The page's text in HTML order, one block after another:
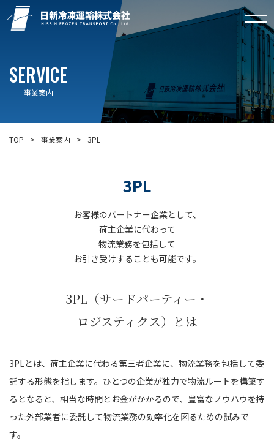
SERVICE
事業案内
TOP 事業案内 3PL
3PL
お客様のパートナー企業として、
荷主企業に代わって
物流業務を包括して
お引き受けすることも可能です。
3PL（サードパーティー・
ロジスティクス）とは
3PLとは、荷主企業に代わる第三者企業に、物流業務を包括して委
託する形態を指します。ひとつの企業が独力で物流ルートを構築す
るとなると、相当な時間とお金がかかるので、豊富なノウハウを持
った外部業者に委託して物流業務の効率化を図るための試みで
す。